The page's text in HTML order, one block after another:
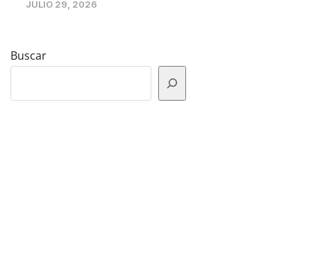
JULIO 29, 2026
Buscar